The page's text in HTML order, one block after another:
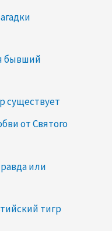
бывший
существует
от Святого
или
тигр